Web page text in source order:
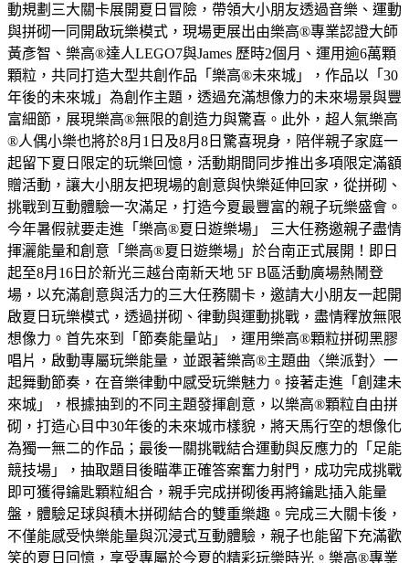
動規劃三大關卡展開夏日冒險，帶領大小朋友透過音樂、運動
與拼砌一同開啟玩樂模式，現場更展出由樂高®專業認證大師
黃彥智、樂高®達人LEGO7與James 歷時2個月、運用逾6萬顆
顆粒，共同打造大型共創作品「樂高®未來城」，作品以「30
年後的未來城」為創作主題，透過充滿想像力的未來場景與豐
富細節，展現樂高®無限的創造力與驚喜。此外，超人氣樂高
®人偶小樂也將於8月1日及8月8日驚喜現身，陪伴親子家庭一
起留下夏日限定的玩樂回憶，活動期間同步推出多項限定滿額
贈活動，讓大小朋友把現場的創意與快樂延伸回家，從拼砌、
挑戰到互動體驗一次滿足，打造今夏最豐富的親子玩樂盛會。
今年暑假就要走進「樂高®夏日遊樂場」 三大任務邀親子盡情
揮灑能量和創意「樂高®夏日遊樂場」於台南正式展開！即日
起至8月16日於新光三越台南新天地 5F B區活動廣場熱鬧登
場，以充滿創意與活力的三大任務關卡，邀請大小朋友一起開
啟夏日玩樂模式，透過拼砌、律動與運動挑戰，盡情釋放無限
想像力。首先來到「節奏能量站」，運用樂高®顆粒拼砌黑膠
唱片，啟動專屬玩樂能量，並跟著樂高®主題曲〈樂派對〉一
起舞動節奏，在音樂律動中感受玩樂魅力。接著走進「創建未
來城」，根據抽到的不同主題發揮創意，以樂高®顆粒自由拼
砌，打造心目中30年後的未來城市樣貌，將天馬行空的想像化
為獨一無二的作品；最後一關挑戰結合運動與反應力的「足能
競技場」，抽取題目後瞄準正確答案奮力射門，成功完成挑戰
即可獲得鑰匙顆粒組合，親手完成拼砌後再將鑰匙插入能量
盤，體驗足球與積木拼砌結合的雙重樂趣。完成三大關卡後，
不僅能感受快樂能量與沉浸式互動體驗，親子也能留下充滿歡
笑的夏日回憶，享受專屬於今夏的精彩玩樂時光。樂高®專業